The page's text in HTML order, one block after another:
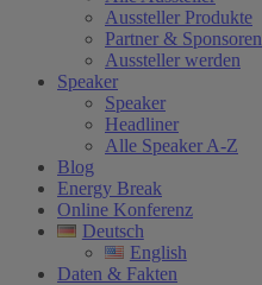
Aussteller Produkte
Partner & Sponsoren
Aussteller werden
Speaker
Speaker
Headliner
Alle Speaker A-Z
Blog
Energy Break
Online Konferenz
Deutsch
English
Daten & Fakten